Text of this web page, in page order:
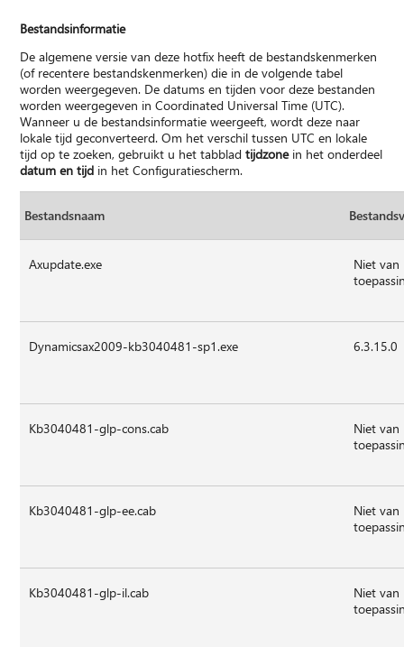
Bestandsinformatie
De algemene versie van deze hotfix heeft de bestandskenmerken
(of recentere bestandskenmerken) die in de volgende tabel
worden weergegeven. De datums en tijden voor deze bestanden
worden weergegeven in Coordinated Universal Time (UTC).
Wanneer u de bestandsinformatie weergeeft, wordt deze naar
lokale tijd geconverteerd. Om het verschil tussen UTC en lokale
tijd op te zoeken, gebruikt u het tabbladtijdzonein het onderdeel
datum en tijd in het Configuratiescherm.
Bestandsnaam
Axupdate.exe
Niet van
Dynamicsax2009-kb3040481-sp1.exe 6.3.15.0
Kb3040481-glp-cons.cab
Niet van
Kb3040481-glp-ee.cab
Niet van
Kb3040481-glp-il.cab
Niet van